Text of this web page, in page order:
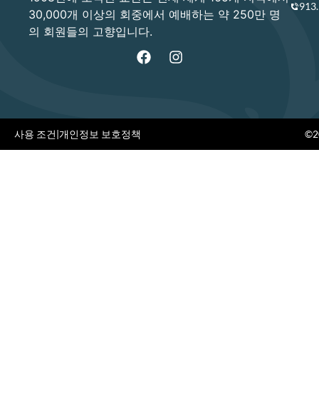
30,000개 이상의 회중에서 예배하는 약 250만 명
의 회원들의 고향입니다.
사용 조건|개인정보 보호정책